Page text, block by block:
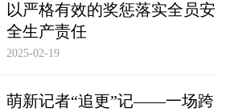
以严格有效的奖惩落实全员安
全生产责任
2025-02-19
萌新记者“追更”记——一场跨